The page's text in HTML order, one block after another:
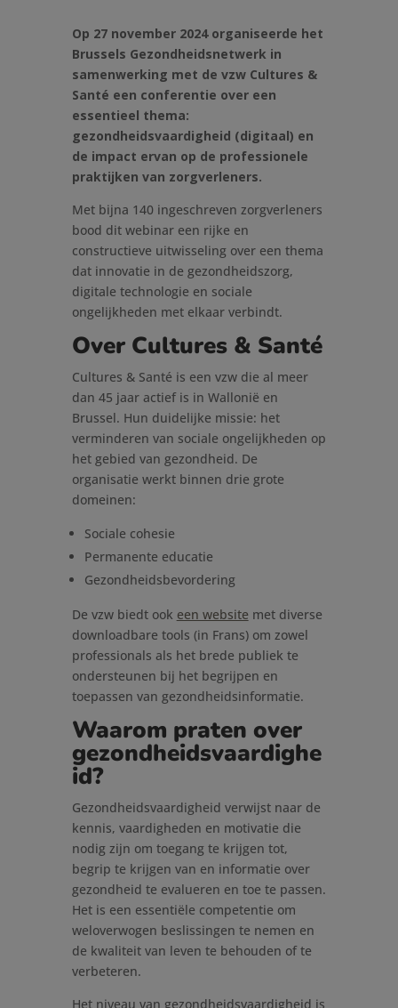
Op 27 november 2024 organiseerde het
Brussels Gezondheidsnetwerk in
samenwerking met de vzw Cultures &
Santé een conferentie over een
essentieel thema:
gezondheidsvaardigheid (digitaal) en
de impact ervan op de professionele
praktijken van zorgverleners.
Met bijna 140 ingeschreven zorgverleners
bood dit webinar een rijke en
constructieve uitwisseling over een thema
dat innovatie in de gezondheidszorg,
digitale technologie en sociale
ongelijkheden met elkaar verbindt.
Over Cultures & Santé
Cultures & Santé is een vzw die al meer
dan 45 jaar actief is in Wallonië en
Brussel. Hun duidelijke missie: het
verminderen van sociale ongelijkheden op
het gebied van gezondheid. De
organisatie werkt binnen drie grote
domeinen:
Sociale cohesie
Permanente educatie
Gezondheidsbevordering
De vzw biedt ook een website met diverse
downloadbare tools (in Frans) om zowel
professionals als het brede publiek te
ondersteunen bij het begrijpen en
toepassen van gezondheidsinformatie.
Waarom praten over
gezondheidsvaardighe
id?
Gezondheidsvaardigheid verwijst naar de
kennis, vaardigheden en motivatie die
nodig zijn om toegang te krijgen tot,
begrip te krijgen van en informatie over
gezondheid te evalueren en toe te passen.
Het is een essentiële competentie om
weloverwogen beslissingen te nemen en
de kwaliteit van leven te behouden of te
verbeteren.
Het niveau van gezondheidsvaardigheid is